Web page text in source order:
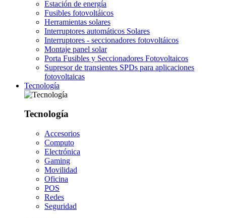
Estación de energía
Fusibles fotovoltáicos
Herramientas solares
Interruptores automáticos Solares
Interruptores - seccionadores fotovoltáicos
Montaje panel solar
Porta Fusibles y Seccionadores Fotovoltaicos
Supresor de transientes SPDs para aplicaciones
fotovoltaicas
Tecnología
Tecnología
Accesorios
Computo
Electrónica
Gaming
Movilidad
Oficina
POS
Redes
Seguridad